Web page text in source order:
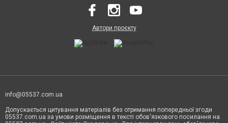
Автори проєкту
info@05537.com.ua
Допускається цитування матеріалів без отримання попередньої згоди
05537.com.ua за умови розміщення в тексті обов'язкового посилання на